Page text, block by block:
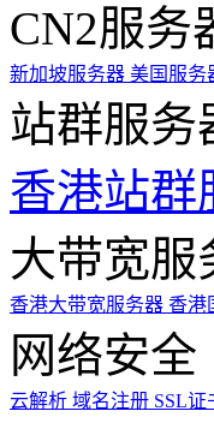
CN2服务
新加坡服务器 美国服务
站群服务
香港站群
大带宽服
香港大带宽服务器 香港
网络安全
云解析 域名注册 SSL证